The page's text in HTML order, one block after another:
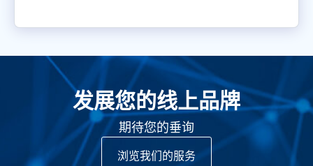
发展您的线上品牌
期待您的垂询
浏览我们的服务